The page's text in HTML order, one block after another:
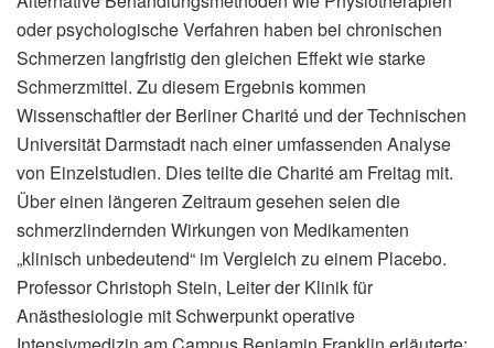
oder psychologische Verfahren haben bei chronischen
Schmerzen langfristig den gleichen Effekt wie starke
Schmerzmittel. Zu diesem Ergebnis kommen
Wissenschaftler der Berliner Charité und der Technischen
Universität Darmstadt nach einer umfassenden Analyse
von Einzelstudien. Dies teilte die Charité am Freitag mit.
Über einen längeren Zeitraum gesehen seien die
schmerzlindernden Wirkungen von Medikamenten
„klinisch unbedeutend“ im Vergleich zu einem Placebo.
Professor Christoph Stein, Leiter der Klinik für
Anästhesiologie mit Schwerpunkt operative